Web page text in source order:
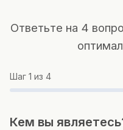
Ответьте на 4
Шаг 1 из 4
Кем вы